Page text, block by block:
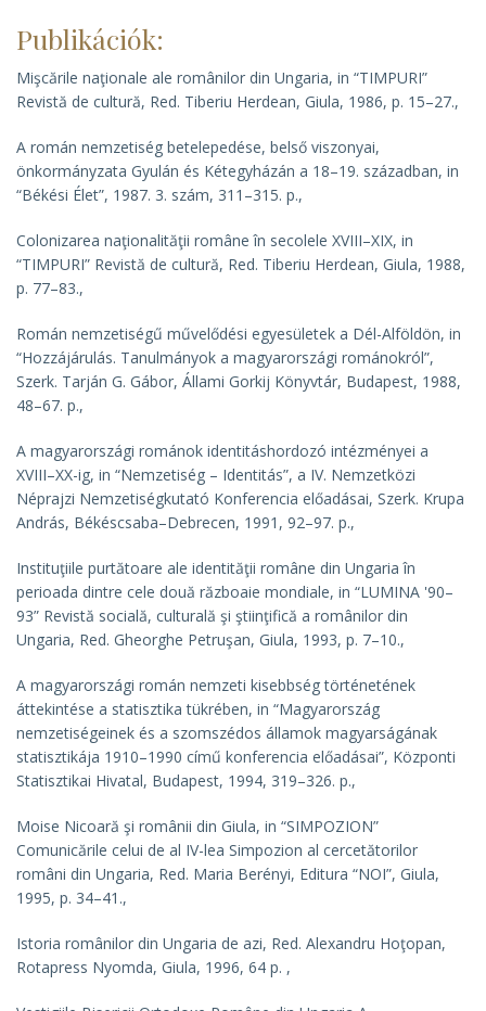
Publikációk:
Mişcările naţionale ale românilor din Ungaria, in “TIMPURI”
Revistă de cultură, Red. Tiberiu Herdean, Giula, 1986, p. 15–27.,
A román nemzetiség betelepedése, belső viszonyai,
önkormányzata Gyulán és Kétegyházán a 18–19. században, in
“Békési Élet”, 1987. 3. szám, 311–315. p.,
Colonizarea naţionalităţii române în secolele XVIII–XIX, in
“TIMPURI” Revistă de cultură, Red. Tiberiu Herdean, Giula, 1988,
p. 77–83.,
Román nemzetiségű művelődési egyesületek a Dél-Alföldön, in
“Hozzájárulás. Tanulmányok a magyarországi románokról”,
Szerk. Tarján G. Gábor, Állami Gorkij Könyvtár, Budapest, 1988,
48–67. p.,
A magyarországi románok identitáshordozó intézményei a
XVIII–XX-ig, in “Nemzetiség – Identitás”, a IV. Nemzetközi
Néprajzi Nemzetiségkutató Konferencia előadásai, Szerk. Krupa
András, Békéscsaba–Debrecen, 1991, 92–97. p.,
Instituţiile purtătoare ale identităţii române din Ungaria în
perioada dintre cele două războaie mondiale, in “LUMINA '90–
93” Revistă socială, culturală şi ştiinţifică a românilor din
Ungaria, Red. Gheorghe Petruşan, Giula, 1993, p. 7–10.,
A magyarországi román nemzeti kisebbség történetének
áttekintése a statisztika tükrében, in “Magyarország
nemzetiségeinek és a szomszédos államok magyarságának
statisztikája 1910–1990 című konferencia előadásai”, Központi
Statisztikai Hivatal, Budapest, 1994, 319–326. p.,
Moise Nicoară şi românii din Giula, in “SIMPOZION”
Comunicările celui de al IV-lea Simpozion al cercetătorilor
români din Ungaria, Red. Maria Berényi, Editura “NOI”, Giula,
1995, p. 34–41.,
Istoria românilor din Ungaria de azi, Red. Alexandru Hoţopan,
Rotapress Nyomda, Giula, 1996, 64 p. ,